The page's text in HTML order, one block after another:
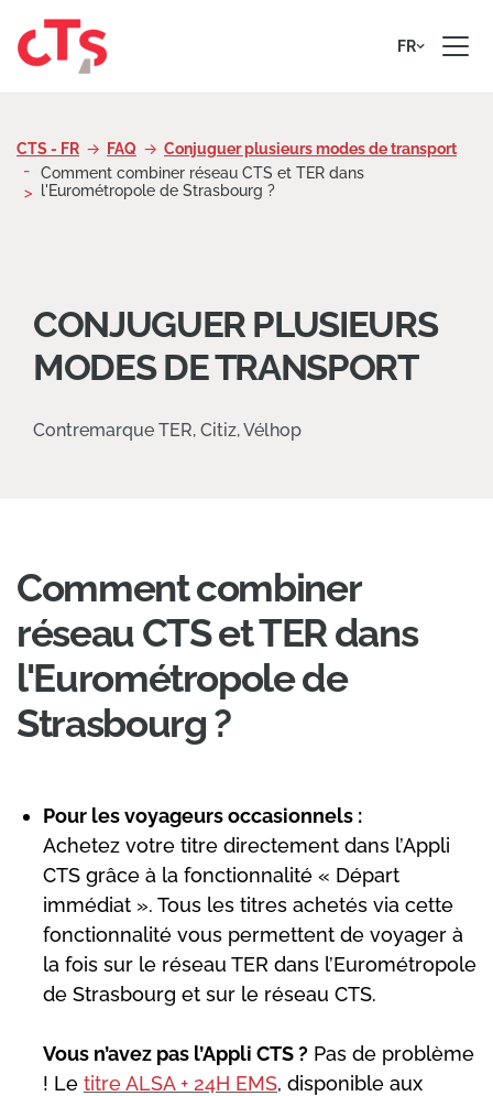
FR
CTS - FR FAQ
Conjuguer plusieurs modes de transport
Comment combiner réseau CTS et TER dans
l'Eurométropole de Strasbourg ?
CONJUGUER PLUSIEURS
MODES DE TRANSPORT
Contremarque TER, Citiz, Vélhop
Comment combiner
réseau CTS et TER dans
l'Eurométropole de
Strasbourg ?
Pour les voyageurs occasionnels :
Achetez votre titre directement dans l’Appli
CTS grâce à la fonctionnalité « Départ
immédiat ». Tous les titres achetés via cette
fonctionnalité vous permettent de voyager à
la fois sur le réseau TER dans l’Eurométropole
de Strasbourg et sur le réseau CTS.
Vous n’avez pas l’Appli CTS ? Pas de problème
! Le titre ALSA + 24H EMS, disponible aux